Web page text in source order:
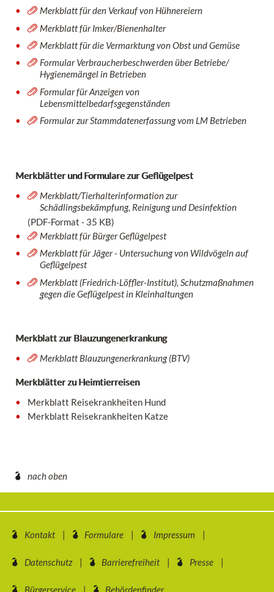
Merkblatt für den Verkauf von Hühnereiern
Merkblatt für Imker/Bienenhalter
Merkblatt für die Vermarktung von Obst und Gemüse
Formular Verbraucherbeschwerden über Betriebe/
Hygienemängel in Betrieben
Formular für Anzeigen von
Lebensmittelbedarfsgegenständen
Formular zur Stammdatenerfassung vom LM Betrieben
Merkblätter und Formulare zur Geflügelpest
Merkblatt/Tierhalterinformation zur
Schädlingsbekämpfung, Reinigung und Desinfektion
(PDF-Format - 35 KB)
Merkblatt für Bürger Geflügelpest
Merkblatt für Jäger - Untersuchung von Wildvögeln auf
Geflügelpest
Merkblatt (Friedrich-Löffler-Institut), Schutzmaßnahmen
gegen die Geflügelpest in Kleinhaltungen
Merkblatt zur Blauzungenerkrankung
Merkblatt Blauzungenerkrankung (BTV)
Merkblätter zu Heimtierreisen
Merkblatt Reisekrankheiten Hund
Merkblatt Reisekrankheiten Katze
nach oben
Kontakt Formulare Impressum
Datenschutz Barrierefreiheit Presse
Bürgerservice Behördenfinder